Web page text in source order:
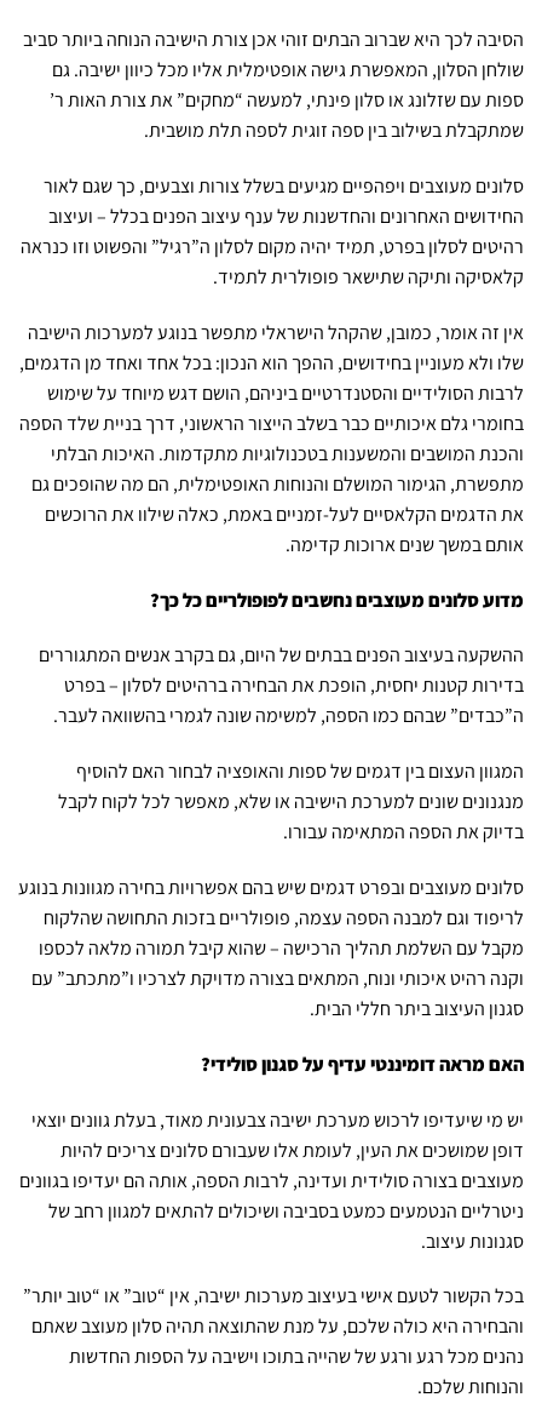
הסיבה לכך היא שברוב הבתים זוהי אכן צורת הישיבה הנוחה ביותר סביב
שולחן הסלון, המאפשרת גישה אופטימלית אליו מכל כיוון ישיבה. גם
ספות עם שזלונג או סלון פינתי, למעשה “מחקים” את צורת האות ר’
שמתקבלת בשילוב בין ספה זוגית לספה תלת מושבית.
סלונים מעוצבים ויפהפיים מגיעים בשלל צורות וצבעים, כך שגם לאור
החידושים האחרונים והחדשנות של ענף עיצוב הפנים בכלל – ועיצוב
רהיטים לסלון בפרט, תמיד יהיה מקום לסלון ה”רגיל” והפשוט וזו כנראה
קלאסיקה ותיקה שתישאר פופולרית לתמיד.
אין זה אומר, כמובן, שהקהל הישראלי מתפשר בנוגע למערכות הישיבה
שלו ולא מעוניין בחידושים, ההפך הוא הנכון: בכל אחד ואחד מן הדגמים,
לרבות הסולידיים והסטנדרטיים ביניהם, הושם דגש מיוחד על שימוש
בחומרי גלם איכותיים כבר בשלב הייצור הראשוני, דרך בניית שלד הספה
והכנת המושבים והמשענות בטכנולוגיות מתקדמות. האיכות הבלתי
מתפשרת, הגימור המושלם והנוחות האופטימלית, הם מה שהופכים גם
את הדגמים הקלאסיים לעל-זמניים באמת, כאלה שילוו את הרוכשים
אותם במשך שנים ארוכות קדימה.
מדוע סלונים מעוצבים נחשבים לפופולריים כל כך?
ההשקעה בעיצוב הפנים בבתים של היום, גם בקרב אנשים המתגוררים
בדירות קטנות יחסית, הופכת את הבחירה ברהיטים לסלון – בפרט
ה”כבדים” שבהם כמו הספה, למשימה שונה לגמרי בהשוואה לעבר.
המגוון העצום בין דגמים של ספות והאופציה לבחור האם להוסיף
מנגנונים שונים למערכת הישיבה או שלא, מאפשר לכל לקוח לקבל
בדיוק את הספה המתאימה עבורו.
סלונים מעוצבים ובפרט דגמים שיש בהם אפשרויות בחירה מגוונות בנוגע
לריפוד וגם למבנה הספה עצמה, פופולריים בזכות התחושה שהלקוח
מקבל עם השלמת תהליך הרכישה – שהוא קיבל תמורה מלאה לכספו
וקנה רהיט איכותי ונוח, המתאים בצורה מדויקת לצרכיו ו”מתכתב” עם
סגנון העיצוב ביתר חללי הבית.
האם מראה דומיננטי עדיף על סגנון סולידי?
יש מי שיעדיפו לרכוש מערכת ישיבה צבעונית מאוד, בעלת גוונים יוצאי
דופן שמושכים את העין, לעומת אלו שעבורם סלונים צריכים להיות
מעוצבים בצורה סולידית ועדינה, לרבות הספה, אותה הם יעדיפו בגוונים
ניטרליים הנטמעים כמעט בסביבה ושיכולים להתאים למגוון רחב של
סגנונות עיצוב.
בכל הקשור לטעם אישי בעיצוב מערכות ישיבה, אין “טוב” או “טוב יותר”
והבחירה היא כולה שלכם, על מנת שהתוצאה תהיה סלון מעוצב שאתם
נהנים מכל רגע ורגע של שהייה בתוכו וישיבה על הספות החדשות
והנוחות שלכם.